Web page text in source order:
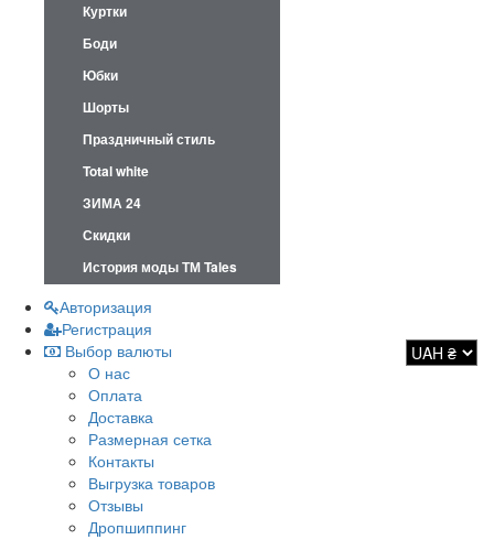
Куртки
Боди
Юбки
Шорты
Праздничный стиль
Total white
ЗИМА 24
Скидки
История моды ТМ Tales
Авторизация
Регистрация
Выбор валюты
О нас
Оплата
Доставка
Размерная сетка
Контакты
Выгрузка товаров
Отзывы
Дропшиппинг